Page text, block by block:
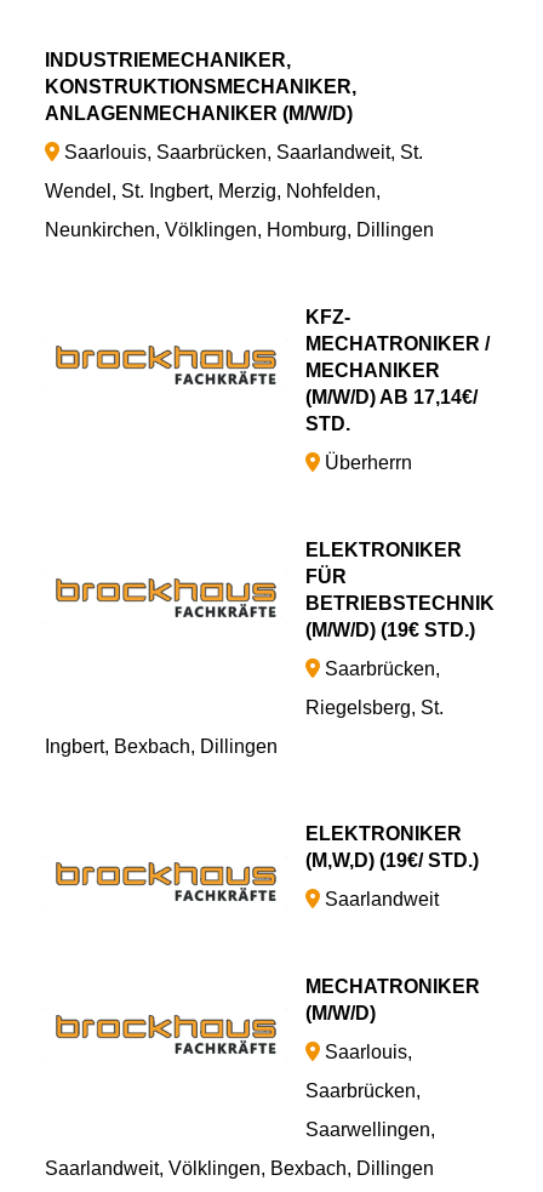
INDUSTRIEMECHANIKER,
KONSTRUKTIONSMECHANIKER,
ANLAGENMECHANIKER (M/W/D)
Saarlouis, Saarbrücken, Saarlandweit, St.
Wendel, St. Ingbert, Merzig, Nohfelden,
Neunkirchen, Völklingen, Homburg, Dillingen
KFZ-
MECHATRONIKER /
MECHANIKER
(M/W/D) AB 17,14€/
STD.
Überherrn
ELEKTRONIKER
FÜR
BETRIEBSTECHNIK
(M/W/D) (19€ STD.)
Saarbrücken,
Riegelsberg, St.
Ingbert, Bexbach, Dillingen
ELEKTRONIKER
(M,W,D) (19€/ STD.)
Saarlandweit
MECHATRONIKER
(M/W/D)
Saarlouis,
Saarbrücken,
Saarwellingen,
Saarlandweit, Völklingen, Bexbach, Dillingen